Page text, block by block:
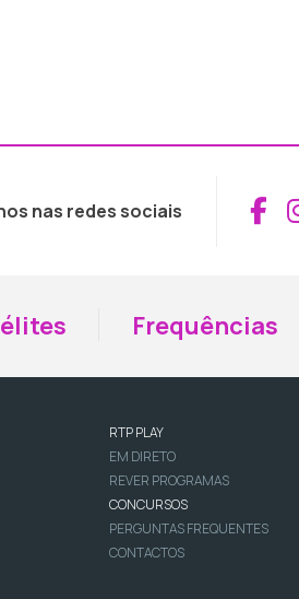
nas redes sociais
Frequências
RTP PLAY
EM DIRETO
REVER PROGRAMAS
CONCURSOS
PERGUNTAS FREQUENTES
CONTACTOS